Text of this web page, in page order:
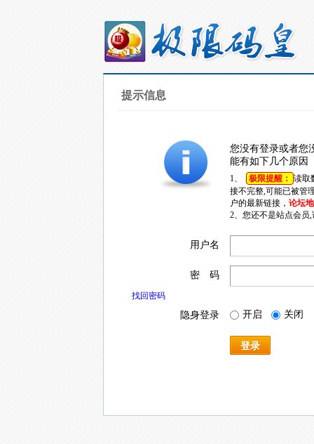
提示信息
您没有登录或者您
能有如下几个原因
1、 极限提醒： 读取
接不完整,可能已被管
户的最新链接， 论坛
2、您还不是站点会员
用户名
密 码
找回密码
隐身登录 开启 关闭
登录